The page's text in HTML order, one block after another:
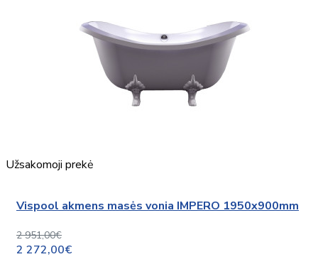
Užsakomoji prekė
Vispool akmens masės vonia IMPERO 1950x900mm
2 951,00€
2 272,00€